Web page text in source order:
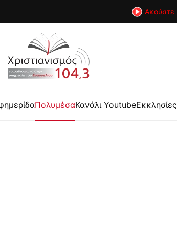
Ακούστε
ΠολυμέσαΚανάλι YoutubeΕκκλησίες